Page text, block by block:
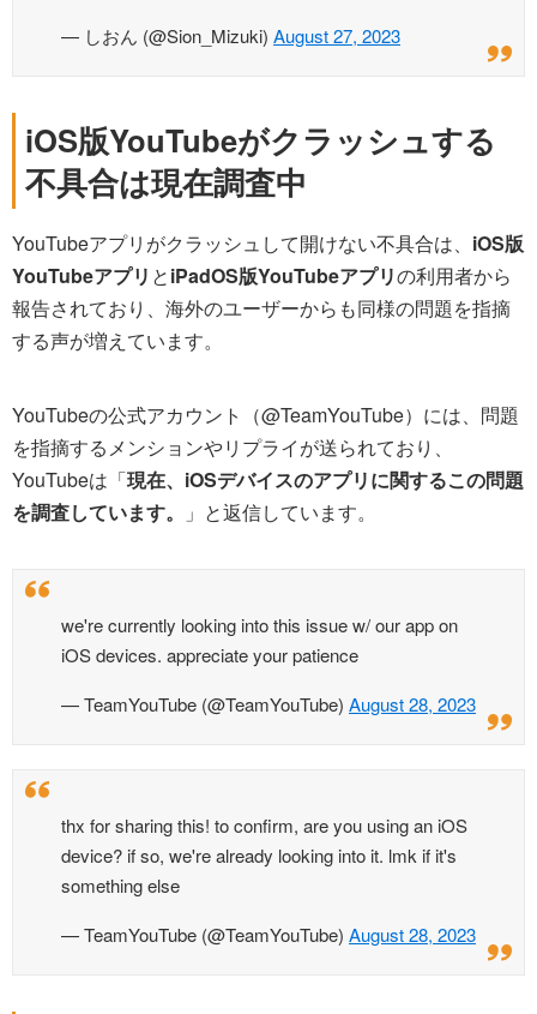
— しおん (@Sion_Mizuki) August 27, 2023
iOS版YouTubeがクラッシュする
不具合は現在調査中
YouTubeアプリがクラッシュして開けない不具合は、 iOS版
YouTubeアプリ とiPadOS版YouTubeアプリの利用者から
報告されており、海外のユーザーからも同様の問題を指摘
する声が増えています。
YouTubeの公式アカウント（@TeamYouTube）には、問題
を指摘するメンションやリプライが送られており、
YouTubeは「現在、iOSデバイスのアプリに関するこの問題
を調査しています。
」と返信しています。
we're currently looking into this issue w/ our app on
iOS devices. appreciate your patience
— TeamYouTube (@TeamYouTube) August 28, 2023
thx for sharing this! to confirm, are you using an iOS
device? if so, we're already looking into it. lmk if it's
something else
— TeamYouTube (@TeamYouTube) August 28, 2023